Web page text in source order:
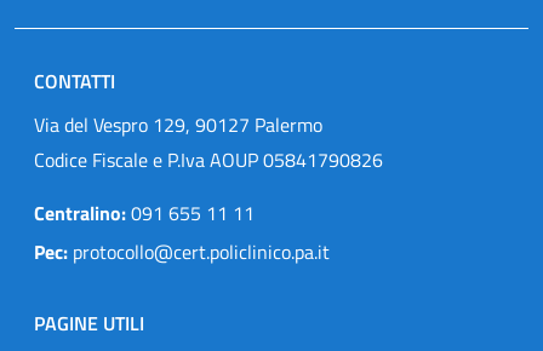
CONTATTI
Via del Vespro 129, 90127 Palermo
Codice Fiscale e P.Iva AOUP 05841790826
Centralino:091 655 11 11
Pec: protocollo@cert.policlinico.pa.it
PAGINE UTILI